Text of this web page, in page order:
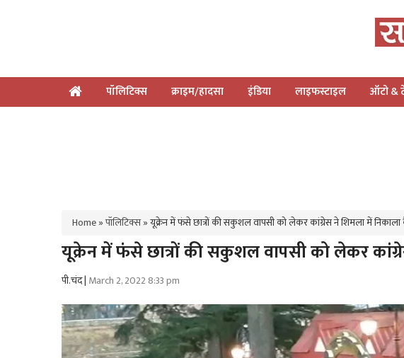
पॉलिटिक्स क्राइम/हादसा इंडिया लाइफस्टाइल ऑटो &
Home»पॉलिटिक्स»यूक्रेन में फंसे छात्रों की सकुशल वापसी को लेकर कांग्रेस ने शिमला में
यूक्रेन में फंसे छात्रों की सकुशल वापसी को लेकर
पी.चंद | March 2, 2022 8:33 pm